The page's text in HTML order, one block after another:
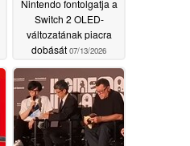
Nintendo fontolgatja a
Switch 2 OLED-
változatának piacra
dobását 07/13/2026